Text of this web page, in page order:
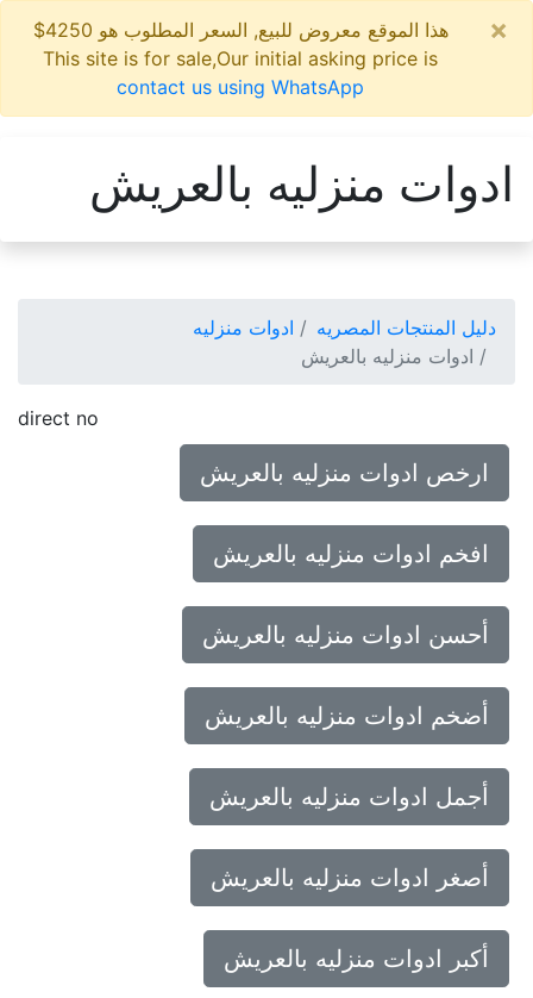
هذا الموقع معروض للبيع, السعر المطلوب هو 4250$
This site is for sale,Our initial asking price is
contact us using WhatsApp
ادوات منزليه بالعريش
دليل المنتجات المصريه
ادوات منزليه
ادوات منزليه بالعريش
direct no
ارخص ادوات منزليه بالعريش
افخم ادوات منزليه بالعريش
أحسن ادوات منزليه بالعريش
أضخم ادوات منزليه بالعريش
أجمل ادوات منزليه بالعريش
أصغر ادوات منزليه بالعريش
أكبر ادوات منزليه بالعريش